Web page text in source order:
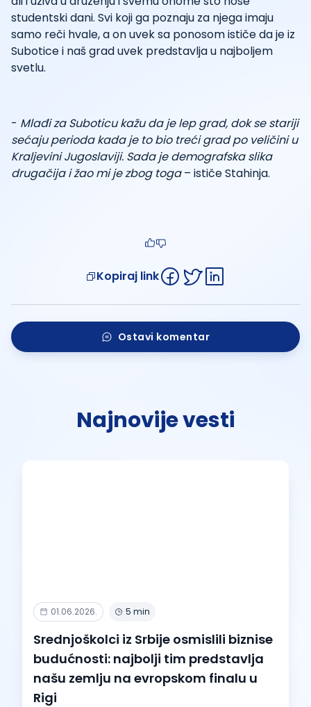
studentski dani. Svi koji ga poznaju za njega imaju
samo reči hvale, a on uvek sa ponosom ističe da je iz
Subotice i naš grad uvek predstavlja u najboljem
svetlu.
- Mlađi za Suboticu kažu da je lep grad, dok se stariji
sećaju perioda kada je to bio treći grad po veličini u
Kraljevini Jugoslaviji. Sada je demografska slika
drugačija i žao mi je zbog toga– ističe Stahinja.
Kopiraj link
Ostavi komentar
Najnovije vesti
01.06.2026. 5 min
Srednjoškolci iz Srbije osmislili biznise
budućnosti: najbolji tim predstavlja
našu zemlju na evropskom finalu u
Rigi